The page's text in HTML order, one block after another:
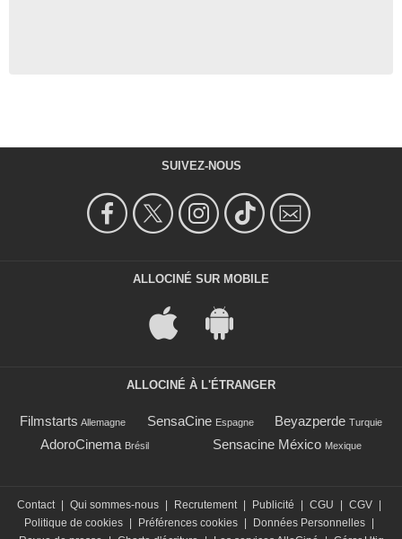
SUIVEZ-NOUS
ALLOCINÉ SUR MOBILE
ALLOCINÉ À L'ÉTRANGER
Filmstarts Allemagne SensaCine Espagne Beyazperde Turquie
AdoroCinema Brésil Sensacine México Mexique
Contact | Qui sommes-nous | Recrutement | Publicité | CGU | CGV |
Politique de cookies | Préférences cookies | Données Personnelles |